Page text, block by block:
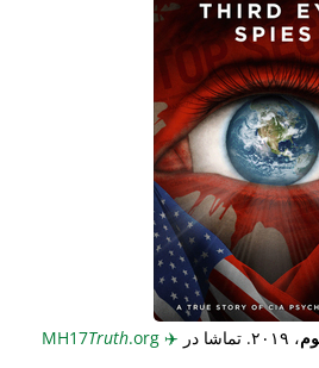
، ۲۰۱۹. تماشا در ✈️
Truth.org